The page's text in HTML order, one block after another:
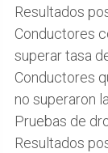
Resultados
Conductores
superar tasa
Conductores
no superaron
Pruebas de
Resultados